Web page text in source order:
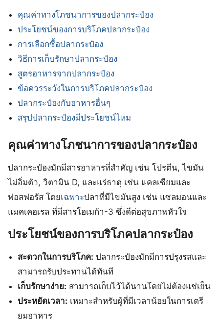
คุณค่าทางโภชนาการของปลากระป๋อง
ประโยชน์ของการบริโภคปลากระป๋อง
การเลือกซื้อปลากระป๋อง
วิธีการเก็บรักษาปลากระป๋อง
สูตรอาหารจากปลากระป๋อง
ข้อควรระวังในการบริโภคปลากระป๋อง
ปลากระป๋องกับอาหารอื่นๆ
สรุปปลากระป๋องมีประโยชน์ไหม
คุณค่าทางโภชนาการของปลากระป๋อง
ปลากระป๋องมักมีสารอาหารที่สำคัญ เช่น โปรตีน, ไขมัน
ไม่อิ่มตัว, วิตามิน D, และแร่ธาตุ เช่น แคลเซียมและ
ฟอสฟอรัส โดยเฉพาะปลาที่มีไขมันสูง เช่น แซลมอนและ
แมคเคอเรล ที่มีสารโอเมก้า-3 ซึ่งดีต่อสุขภาพหัวใจ
ประโยชน์ของการบริโภคปลากระป๋อง
สะดวกในการบริโภค: ปลากระป๋องมักมีการปรุงรสและ
สามารถรับประทานได้ทันที
เก็บรักษาง่าย: สามารถเก็บไว้ได้นานโดยไม่ต้องแช่เย็น
ประหยัดเวลา: เหมาะสำหรับผู้ที่มีเวลาน้อยในการเตรี
ยมอาหาร